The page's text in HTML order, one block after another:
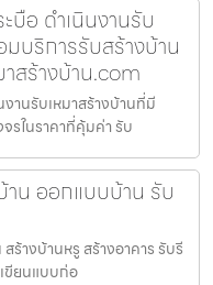
อ ดำเนินงานรับ
บริการรับสร้างบ้าน
สร้างบ้าน.com
านรับเหมาสร้างบ้านที่มี
รในราคาที่คุ้มค่า รับ
าน ออกแบบบ้าน รับ
ร้างบ้านหรู สร้างอาคาร รับรี
ขียนแบบก่อ